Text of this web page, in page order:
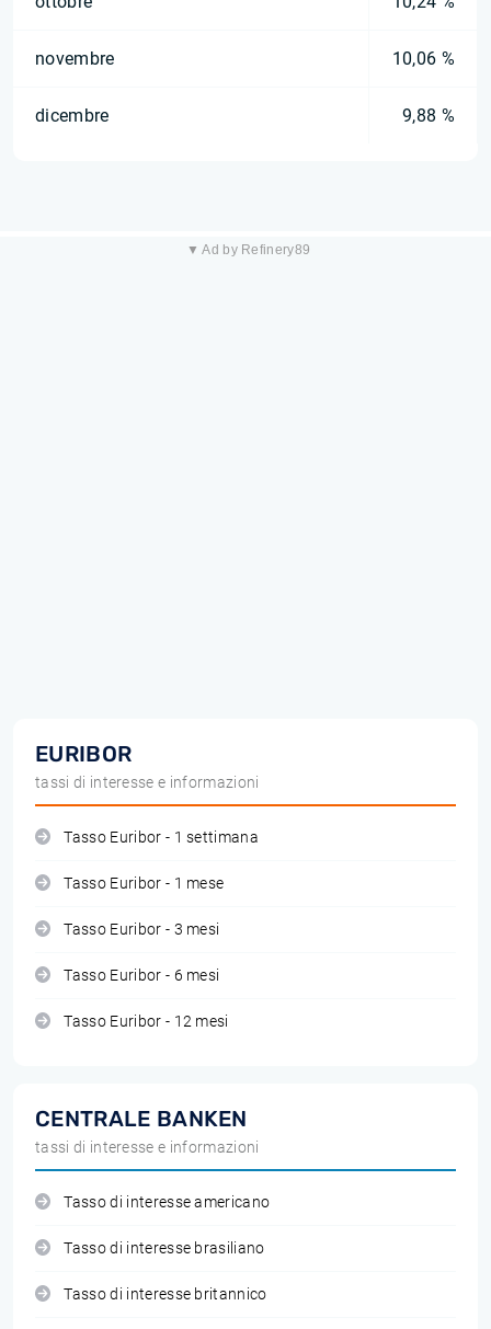
novembre 10,06 %
dicembre 9,88 %
▼ Ad by Refinery89
EURIBOR
tassi di interesse e informazioni
Tasso Euribor - 1 settimana
Tasso Euribor - 1 mese
Tasso Euribor - 3 mesi
Tasso Euribor - 6 mesi
Tasso Euribor - 12 mesi
CENTRALE BANKEN
tassi di interesse e informazioni
Tasso di interesse americano
Tasso di interesse brasiliano
Tasso di interesse britannico